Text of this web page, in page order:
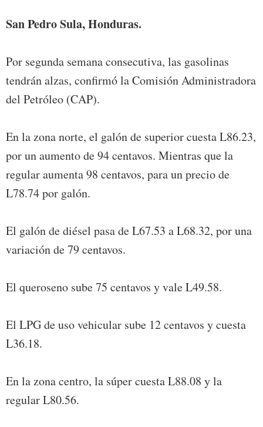
San Pedro Sula, Honduras.
Por segunda semana consecutiva, las gasolinas
tendrán alzas, confirmó la Comisión Administradora
del Petróleo (CAP).
En la zona norte, el galón de superior cuesta L86.23,
por un aumento de 94 centavos. Mientras que la
regular aumenta 98 centavos, para un precio de
L78.74 por galón.
El galón de diésel pasa de L67.53 a L68.32, por una
variación de 79 centavos.
El queroseno sube 75 centavos y vale L49.58.
El LPG de uso vehicular sube 12 centavos y cuesta
L36.18.
En la zona centro, la súper cuesta L88.08 y la
regular L80.56.